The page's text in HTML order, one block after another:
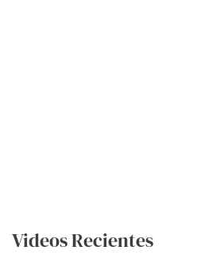
Videos Recientes